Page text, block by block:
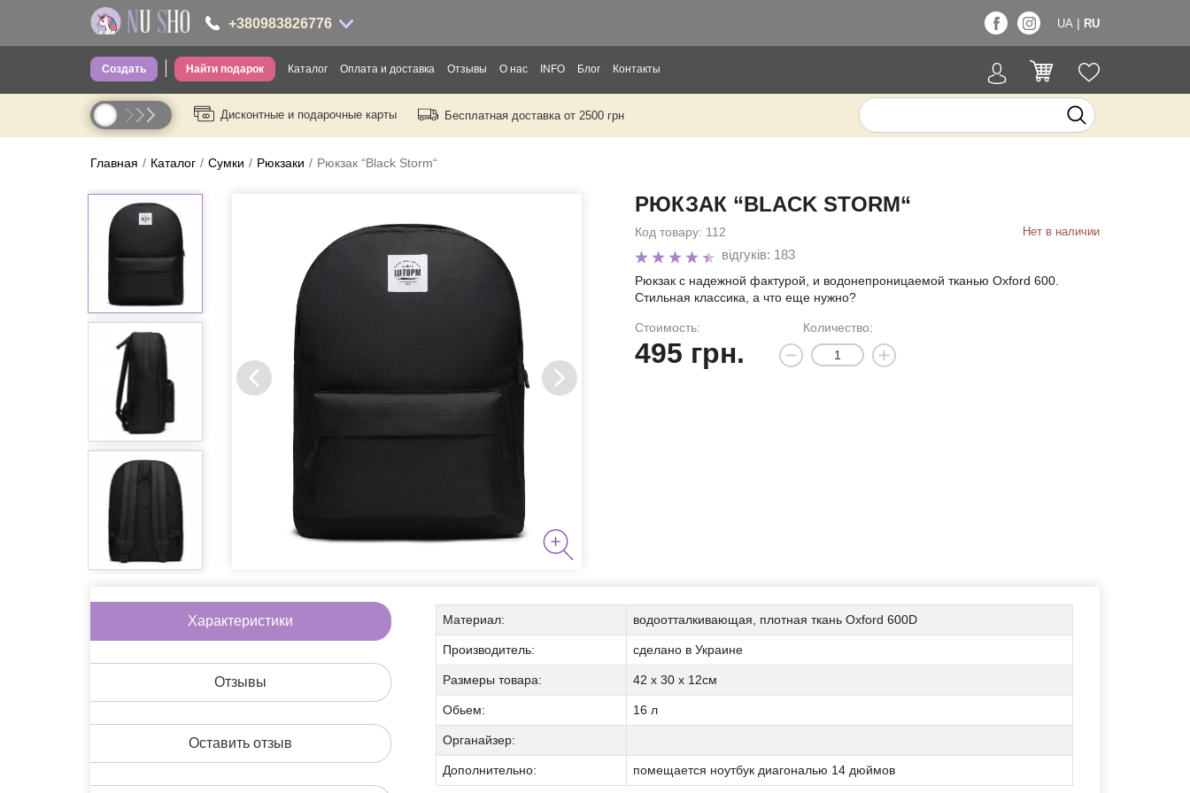
UA | RU
Создать Найти подарок Каталог
Одежда для взрослых
Одежда для детей
Головные уборы
Трусы
Сумки
Посуда
Литература
Подарочные наборы
Оплата и доставка Отзывы О нас INFO Блог Контакты
Дисконтные и подарочные карты Бесплатная доставка от 2500 грн
+380983826776
+380983826776
----
Главная Каталог Сумки Рюкзаки Рюкзак “Black Storm“
РЮКЗАК “BLACK STORM“
Код товару: 112 Нет в наличии
відгуків: 183
Рюкзак с надежной фактурой, и водонепроницаемой тканью Oxford 600.
Стильная классика, а что еще нужно?
Стоимость:
495 грн.
Количество:
Характеристики
Отзывы
Оставить отзыв
Материал: водоотталкивающая, плотная ткань Oxford 600D
Производитель: сделано в Украине
Размеры товара: 42 х 30 х 12см
Обьем: 16 л
Органайзер:
Дополнительно: помещается ноутбук диагональю 14 дюймов